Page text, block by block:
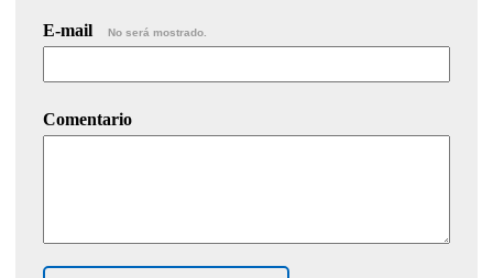
E-mail No será mostrado.
Comentario